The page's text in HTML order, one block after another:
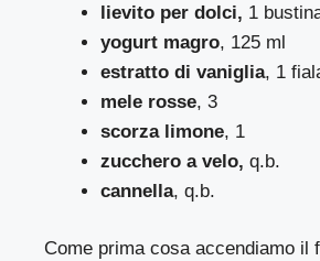
lievito per dolci, 1
yogurt magro, 125 ml
estratto di vaniglia, 1
mele rosse, 3
scorza limone, 1
zucchero a velo, q.b.
cannella, q.b.
Come prima cosa accendiamo il